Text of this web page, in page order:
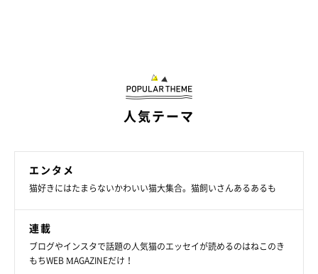
人気テーマ
エンタメ
猫好きにはたまらないかわいい猫大集合。猫飼いさんあるあるも
連載
ブログやインスタで話題の人気猫のエッセイが読めるのはねこのき
もちWEB MAGAZINEだけ！